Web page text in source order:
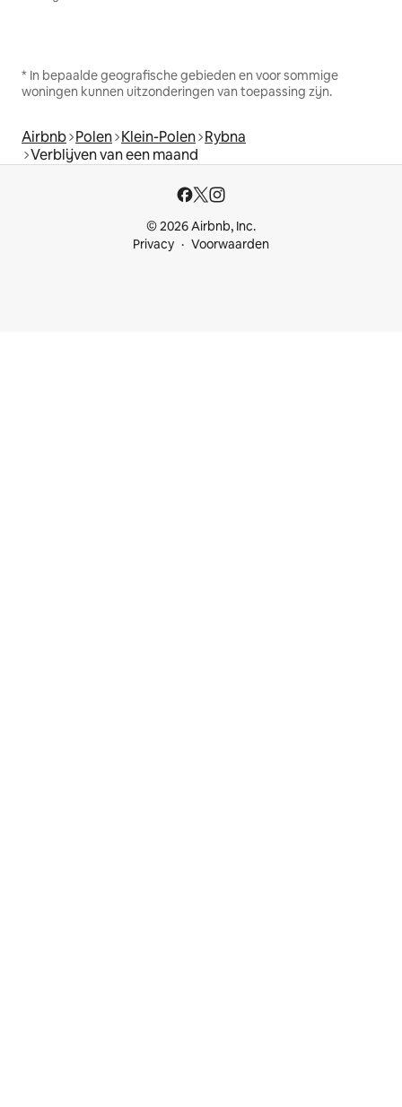
* In bepaalde geografische gebieden en voor sommige
woningen kunnen uitzonderingen van toepassing zijn.
Airbnb Polen Klein-Polen Rybna
Verblijven van een maand
© 2026 Airbnb, Inc.
Privacy
Voorwaarden